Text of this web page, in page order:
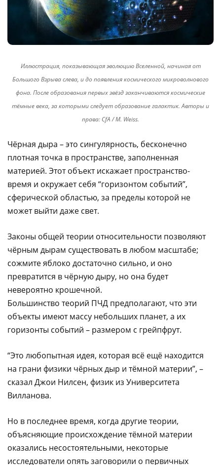
Иллюстрация, показывающая эволюцию Вселенной, начиная от
Большого Взрыва слева, и до появления космического микроволнового
фона. После образования первых звёзд заканчиваются космические
тёмные века, за которыми следует образование галактик. Авторы и
права: CfA / M. Weiss.
Чёрная дыра – это сингулярность, бесконечно
плотная точка в пространстве, заполненная
материей. Этот объект искажает пространство-
время и окружает себя “горизонтом событий”,
сферической областью, за пределы которой не
может выйти даже свет.
Законы общей теории относительности позволяют
чёрным дырам существовать в любом масштабе;
сожмите яблоко достаточно сильно, и оно
превратится в чёрную дыру, но она будет
невероятно крошечной.
Большинство теорий ПЧД предполагают, что эти
объекты имеют массу небольших планет, а их
горизонты событий – размером с грейпфрут.
“Это любопытная идея, которая всё ещё находится
на грани физики чёрных дыр и тёмной материи”, –
сказал Джои Нилсен, физик из Университета
Вилланова.
Но в последнее время, когда другие теории,
объясняющие происхождение тёмной материи
оказались несостоятельными, некоторые
исследователи опять заговорили о первичных